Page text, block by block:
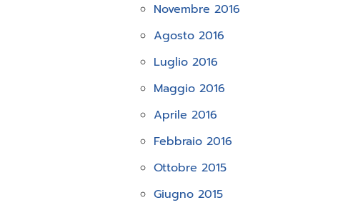
Novembre 2016
Agosto 2016
Luglio 2016
Maggio 2016
Aprile 2016
Febbraio 2016
Ottobre 2015
Giugno 2015